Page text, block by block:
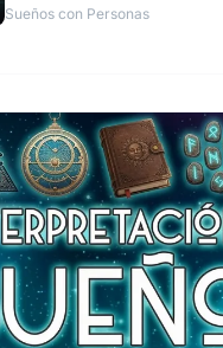
Sueños con Personas